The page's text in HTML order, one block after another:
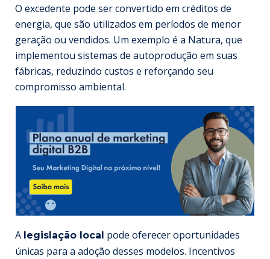
O excedente pode ser convertido em créditos de
energia, que são utilizados em períodos de menor
geração ou vendidos. Um exemplo é a Natura, que
implementou sistemas de autoprodução em suas
fábricas, reduzindo custos e reforçando seu
compromisso ambiental.
A legislação local pode oferecer oportunidades
únicas para a adoção desses modelos. Incentivos